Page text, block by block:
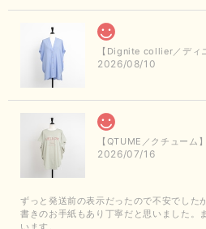
2026/08/10
2026/07/16
ずっと発送前の表示だったので不安でした
書きのお手紙もあり丁寧だと思いました。
います。